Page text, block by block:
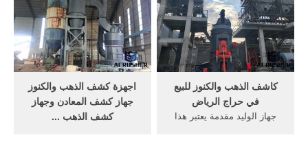
وباقل سعر, اداة ذات قيمة
عالية من اجل افضل اداء في
العثور على الذهب من ميزات
وحش الذهب 1000
كشف الكنوز 2019. جهاز كشف
الذهب فى دبي للبيع بافضل
سعر . جراوند نافيجيتور الألماني
. ground navigator 3d okm
اجهزة كشف الذهب والكنوز
جهاز كشف المعادن وجهاز
كشف الذهب ...
كاشف الذهب والكنوز للبيع
في حراج الرياض
جهاز الوليد مقدمة يعتبر هذا